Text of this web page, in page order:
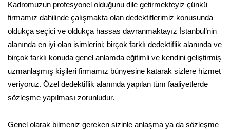
Kadromuzun profesyonel olduğunu dile getirmekteyiz çünkü
firmamız dahilinde çalışmakta olan dedektiflerimiz konusunda
oldukça seçici ve oldukça hassas davranmaktayız İstanbul’nin
alanında en iyi olan isimlerini; birçok farklı dedektiflik alanında ve
birçok farklı konuda genel anlamda eğitimli ve kendini geliştirmiş
uzmanlaşmış kişileri firmamız bünyesine katarak sizlere hizmet
veriyoruz. Özel dedektiflik alanında yapılan tüm faaliyetlerde
sözleşme yapılması zorunludur.
Genel olarak bilmeniz gereken sizinle anlaşma ya da sözleşme